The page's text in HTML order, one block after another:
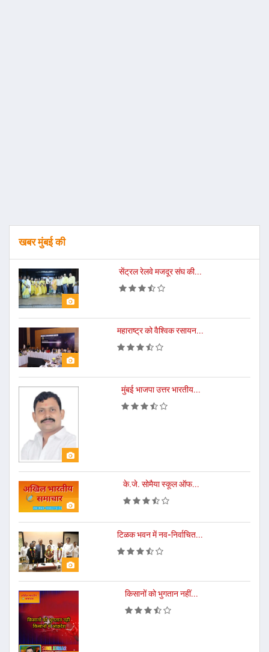
खबर मुंबई की
सेंट्रल रेलवे मजदूर संघ की...
महाराष्ट्र को वैश्विक रसायन...
मुंबई भाजपा उत्तर भारतीय...
के.जे. सोमैया स्कूल ऑफ...
टिळक भवन में नव-निर्वाचित...
किसानों को भुगतान नहीं...